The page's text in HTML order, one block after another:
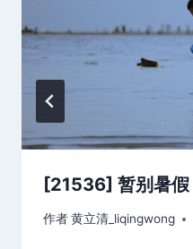
[21536] 暂别暑假
作者黄立清_liqingwong